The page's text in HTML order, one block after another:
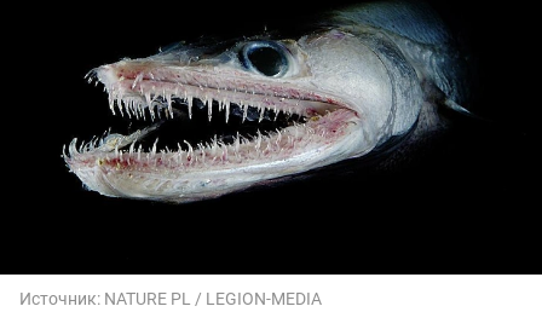
Источник: NATURE PL / LEGION-MEDIA